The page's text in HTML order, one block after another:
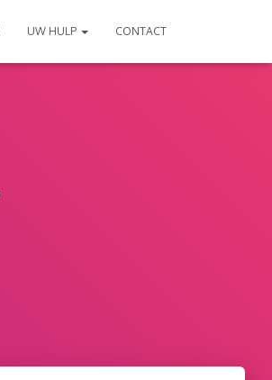
UW HULP CONTACT